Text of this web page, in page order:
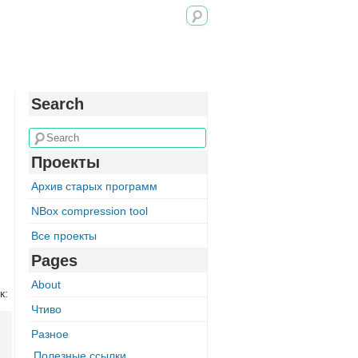
Search
Проекты
Архив старых программ
NBox compression tool
Все проекты
Pages
About
Чтиво
Разное